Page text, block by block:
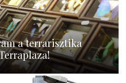
a terrarisztika